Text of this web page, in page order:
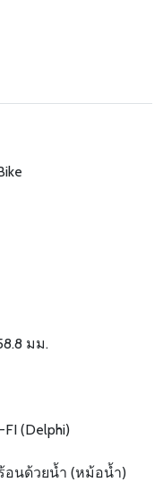
มม.
(Delphi)
อนด้วยน้ำ (หม้อน้ำ)